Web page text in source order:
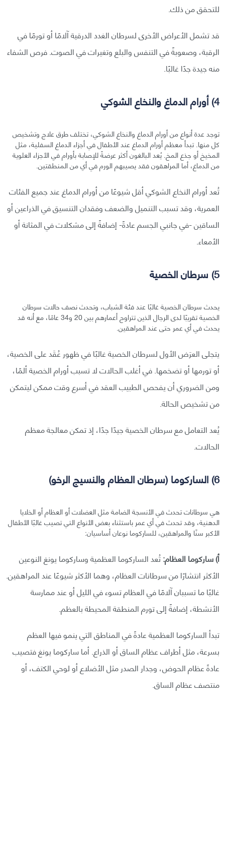
للتحقق من ذلك.
قد تشمل الأعراض الأخرى لسرطان الغدد الدرقية آلامًا أو تورمًا في
الرقبة، وصعوبةً في التنفس والبلع وتغيرات في الصوت. فرص الشفاء
منه جيدة جدًا غالبًا.
4) أورام الدماغ والنخاع الشوكي
توجد عدة أنواع من أورام الدماغ والنخاع الشوكي، تختلف طرق علاج وتشخيص
كل منها. تبدأ معظم أورام الدماغ عند الأطفال في أجزاء الدماغ السفلية، مثل
المخيخ أو جذع المخ. يُعد البالغون أكثر عرضةً للإصابة بأورام في الأجزاء العلوية
من الدماغ، أما المراهقون فقد يصيبهم الورم في أي من المنطقتين.
تُعد أورام النخاع الشوكي أقل شيوعًا من أورام الدماغ عند جميع الفئات
العمرية، وقد تسبب التنميل والضعف وفقدان التنسيق في الذراعين أو
الساقين -في جانبي الجسم عادةً- إضافةً إلى مشكلات في المثانة أو
الأمعاء.
5) سرطان الخصية
يحدث سرطان الخصية غالبًا عند فئة الشباب، وتحدث نصف حالات سرطان
الخصية تقريبًا لدى الرجال الذين تتراوح أعمارهم بين 20 و34 عامًا، مع أنه قد
يحدث في أي عمر حتى عند المراهقين.
يتجلى العرَض الأول لسرطان الخصية غالبًا في ظهور عُقَد على الخصية،
أو تورمها أو تضخمها. في أغلب الحالات لا تسبب أورام الخصية ألمًا،
ومن الضروري أن يفحص الطبيب العقد في أسرع وقت ممكن ليتمكن
من تشخيص الحالة.
يُعد التعامل مع سرطان الخصية جيدًا جدًا، إذ تمكن معالجة معظم
الحالات.
6) الساركوما (سرطان العظام والنسيج الرخو)
هي سرطانات تحدث في الأنسجة الضامة مثل العضلات أو العظام أو الخلايا
الدهنية، وقد تحدث في أي عمر باستثناء بعض الأنواع التي تصيب غالبًا الأطفال
الأكبر سنًا والمراهقين، للساركوما نوعان أساسيان:
أ) ساركوما العظام:تُعد الساركوما العظمية وساركوما يونغ النوعين
الأكثر انتشارًا من سرطانات العظام، وهما الأكثر شيوعًا عند المراهقين.
غالبًا ما تسببان آلامًا في العظام تسوء في الليل أو عند ممارسة
الأنشطة، إضافةً إلى تورم المنطقة المحيطة بالعظم.
تبدأ الساركوما العظمية عادةً في المناطق التي ينمو فيها العظم
بسرعة، مثل أطراف عظام الساق أو الذراع. أما ساركوما يونغ فتصيب
عادةً عظام الحوض، وجدار الصدر مثل الأضلاع أو لوحي الكتف، أو
منتصف عظام الساق.